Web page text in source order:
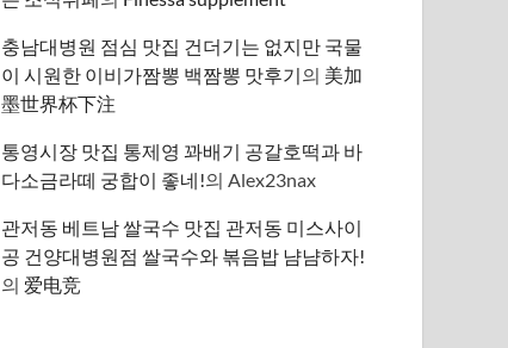
충남대병원 점심 맛집 건더기는 없지만 국물
이 시원한 이비가짬뽕 백짬뽕 맛후기의 美加
墨世界杯下注
통영시장 맛집 통제영 꽈배기 공갈호떡과 바
다소금라떼 궁합이 좋네!의Alex23nax
관저동 베트남 쌀국수 맛집 관저동 미스사이
공 건양대병원점 쌀국수와 볶음밥 냠냠하자!
의 爱电竞